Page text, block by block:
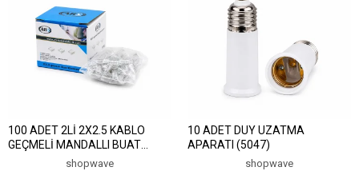
100 ADET 2Lİ 2X2.5 KABLO
GEÇMELİ MANDALLI BUAT
KLEMENSİ (5047)
shopwave
10 ADET DUY UZATMA
APARATI (5047)
shopwave